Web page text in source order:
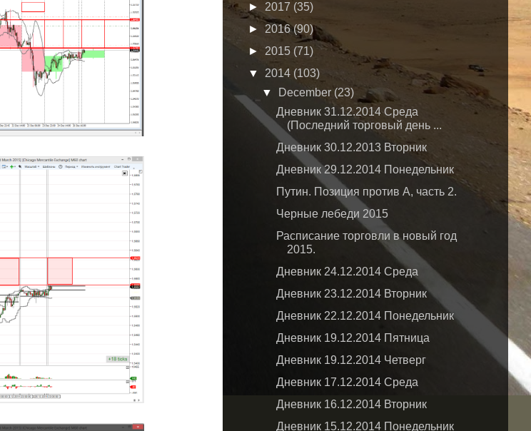
► 2017 (35)
► 2016(90)
► 2015 (71)
▼ 2014 (103)
▼
December (23)
Дневник 31.12.2014 Среда
(Последний торговый день ...
Дневник 30.12.2013 Вторник
Дневник 29.12.2014 Понедельник
Путин. Позиция против А, часть 2.
Черные лебеди 2015
Расписание торговли в новый год
2015.
Дневник 24.12.2014 Среда
Дневник 23.12.2014 Вторник
Дневник 22.12.2014 Понедельник
Дневник 19.12.2014 Пятница
Дневник 19.12.2014 Четверг
Дневник 17.12.2014 Среда
Дневник 16.12.2014 Вторник
Дневник 15.12.2014 Понедельник